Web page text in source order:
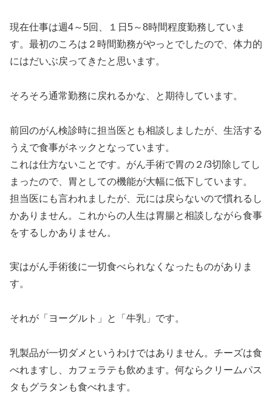
現在仕事は週4～5回、１日5～8時間程度勤務していま
す。最初のころは２時間勤務がやっとでしたので、体力的
にはだいぶ戻ってきたと思います。
そろそろ通常勤務に戻れるかな、と期待しています。
前回のがん検診時に担当医とも相談しましたが、生活する
うえで食事がネックとなっています。
これは仕方ないことです。がん手術で胃の２/3切除してし
まったので、胃としての機能が大幅に低下しています。
担当医にも言われましたが、元には戻らないので慣れるし
かありません。これからの人生は胃腸と相談しながら食事
をするしかありません。
実はがん手術後に一切食べられなくなったものがありま
す。
それが「ヨーグルト」と「牛乳」です。
乳製品が一切ダメというわけではありません。チーズは食
べれますし、カフェラテも飲めます。何ならクリームパス
タもグラタンも食べれます。